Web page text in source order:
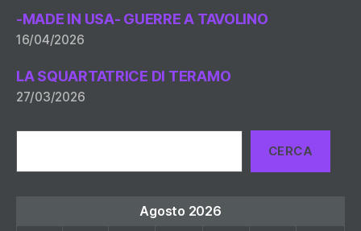
-MADE IN USA- GUERRE A TAVOLINO
16/04/2026
LA SQUARTATRICE DI TERAMO
27/03/2026
CERCA
Agosto 2026